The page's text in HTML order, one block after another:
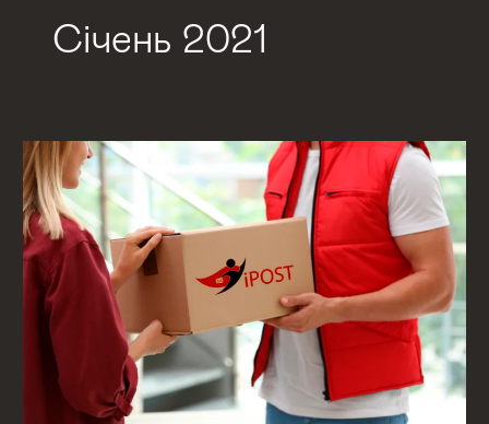
Січень 2021
Угода
з
придбання
частки
кур’єрської
служби
доставки
iPOST